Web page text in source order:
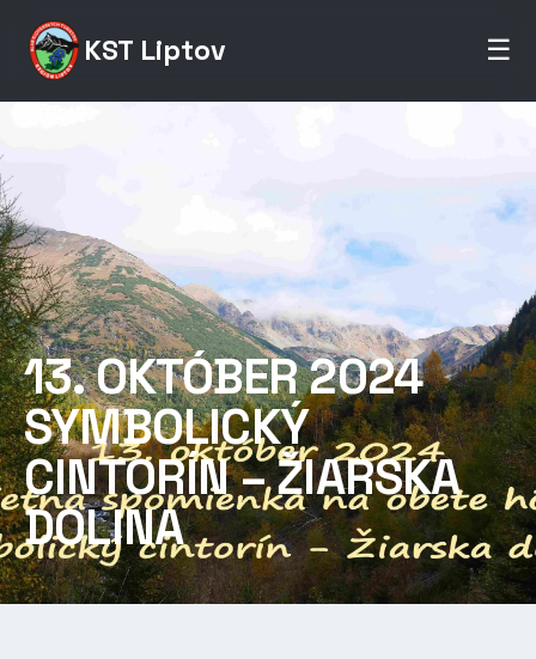
KST Liptov ☰
13. OKTÓBER 2024
SYMBOLICKÝ
CINTORÍN – ŽIARSKA
DOLINA